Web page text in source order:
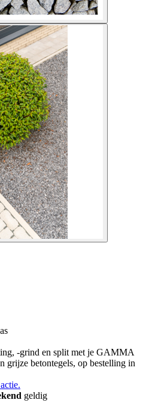
-grind en split met je GAMMA
grijze betontegels, op bestelling in
geldig